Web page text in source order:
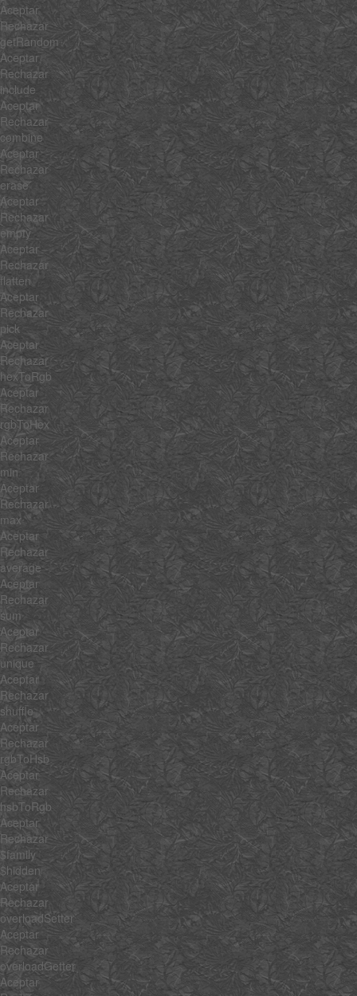
Aceptar
Rechazar
getRandom
Aceptar
Rechazar
include
Aceptar
Rechazar
combine
Aceptar
Rechazar
erase
Aceptar
Rechazar
empty
Aceptar
Rechazar
flatten
Aceptar
Rechazar
pick
Aceptar
Rechazar
hexToRgb
Aceptar
Rechazar
rgbToHex
Aceptar
Rechazar
min
Aceptar
Rechazar
max
Aceptar
Rechazar
average
Aceptar
Rechazar
sum
Aceptar
Rechazar
unique
Aceptar
Rechazar
shuffle
Aceptar
Rechazar
rgbToHsb
Aceptar
Rechazar
hsbToRgb
Aceptar
Rechazar
$family
$hidden
Aceptar
Rechazar
overloadSetter
Aceptar
Rechazar
overloadGetter
Aceptar